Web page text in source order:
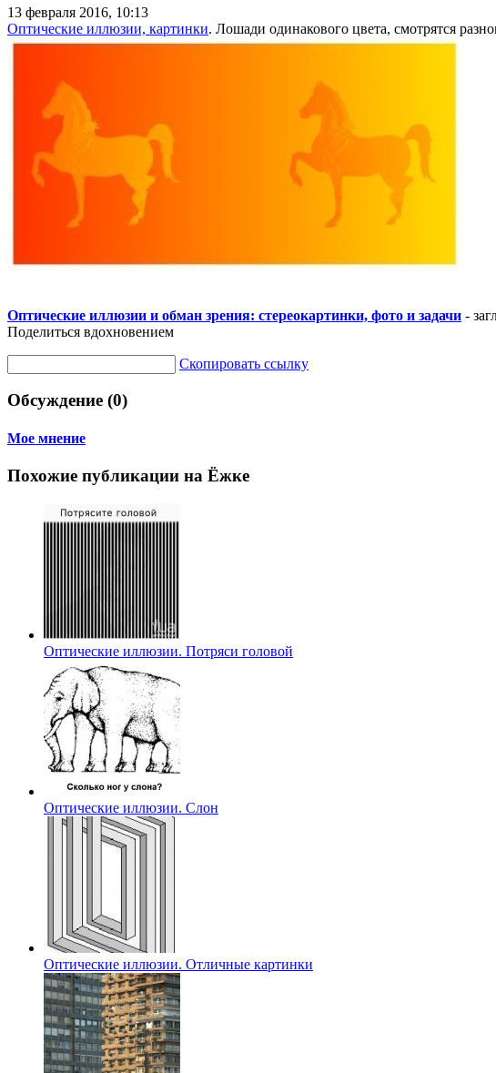
13 февраля 2016, 10:13
Оптические иллюзии, картинки. Лошади одинакового цвета, смотрятся
Оптические иллюзии и обман зрения: стереокартинки, фото и задачи -
Поделиться вдохновением
Скопировать ссылку
Обсуждение (0)
Мое мнение
Похожие публикации на Ёжке
Оптические иллюзии. Потряси головой
Оптические иллюзии. Слон
Оптические иллюзии. Отличные картинки